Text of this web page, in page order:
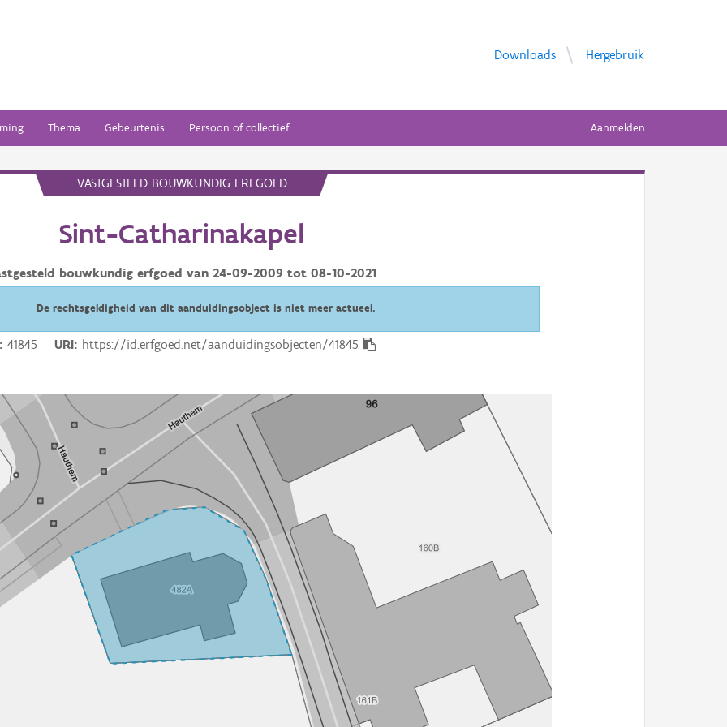
Downloads Hergebruik
Thema Gebeurtenis Persoon of collectief Aanmelden
VASTGESTELD BOUWKUNDIG ERFGOED
Sint-Catharinakapel
bouwkundig erfgoed van 24-09-2009 tot 08-10-2021
De rechtsgeldigheid van dit aanduidingsobject is niet meer actueel.
41845 URI https://id.erfgoed.net/aanduidingsobjecten/41845